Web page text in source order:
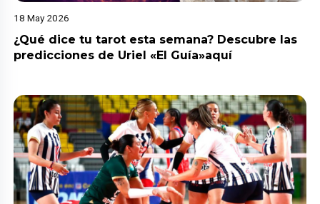
18 May 2026
¿Qué dice tu tarot esta semana? Descubre las
predicciones de Uriel «El Guía»aquí